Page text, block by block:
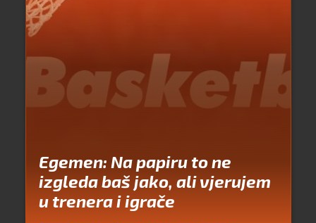
Egemen: Na papiru to ne
izgleda baš jako, ali vjerujem
u trenera i igrače